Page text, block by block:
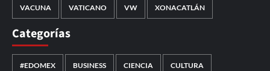
VACUNA VATICANO VW XONACATLÁN
Categorías
#EDOMEX BUSINESS CIENCIA CULTURA